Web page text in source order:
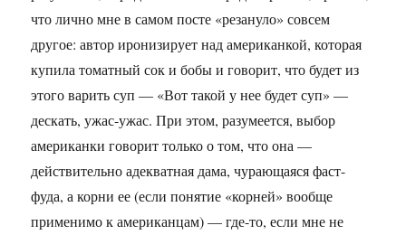
что лично мне в самом посте «резануло» совсем
другое: автор иронизирует над американкой, которая
купила томатный сок и бобы и говорит, что будет из
этого варить суп — «Вот такой у нее будет суп» —
дескать, ужас-ужас. При этом, разумеется, выбор
американки говорит только о том, что она —
действительно адекватная дама, чурающаяся фаст-
фуда, а корни ее (если понятие «корней» вообще
применимо к американцам) — где-то, если мне не